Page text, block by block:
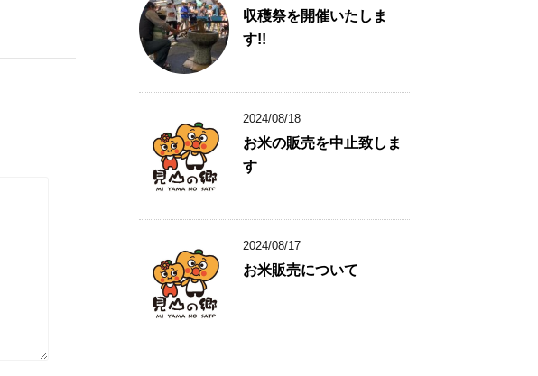
収穫祭を開催いたしま
す!!
2024/08/18
お米の販売を中止致しま
す
2024/08/17
お米販売について